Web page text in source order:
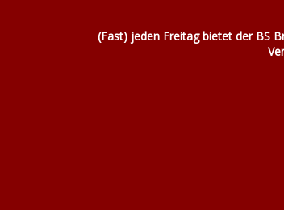
(Fast) jeden Freitag bietet der BS